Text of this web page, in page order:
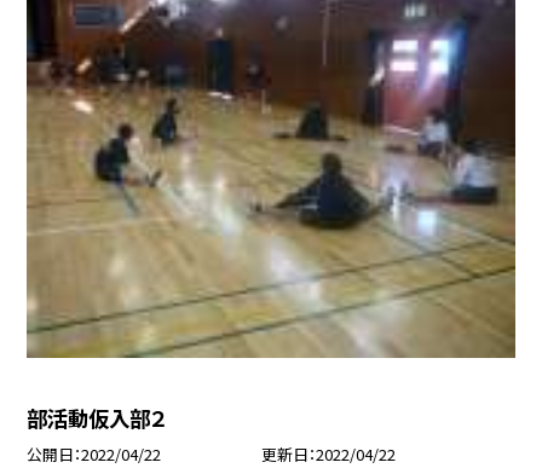
部活動仮入部２
公開日 2022/04/22 更新日 2022/04/22